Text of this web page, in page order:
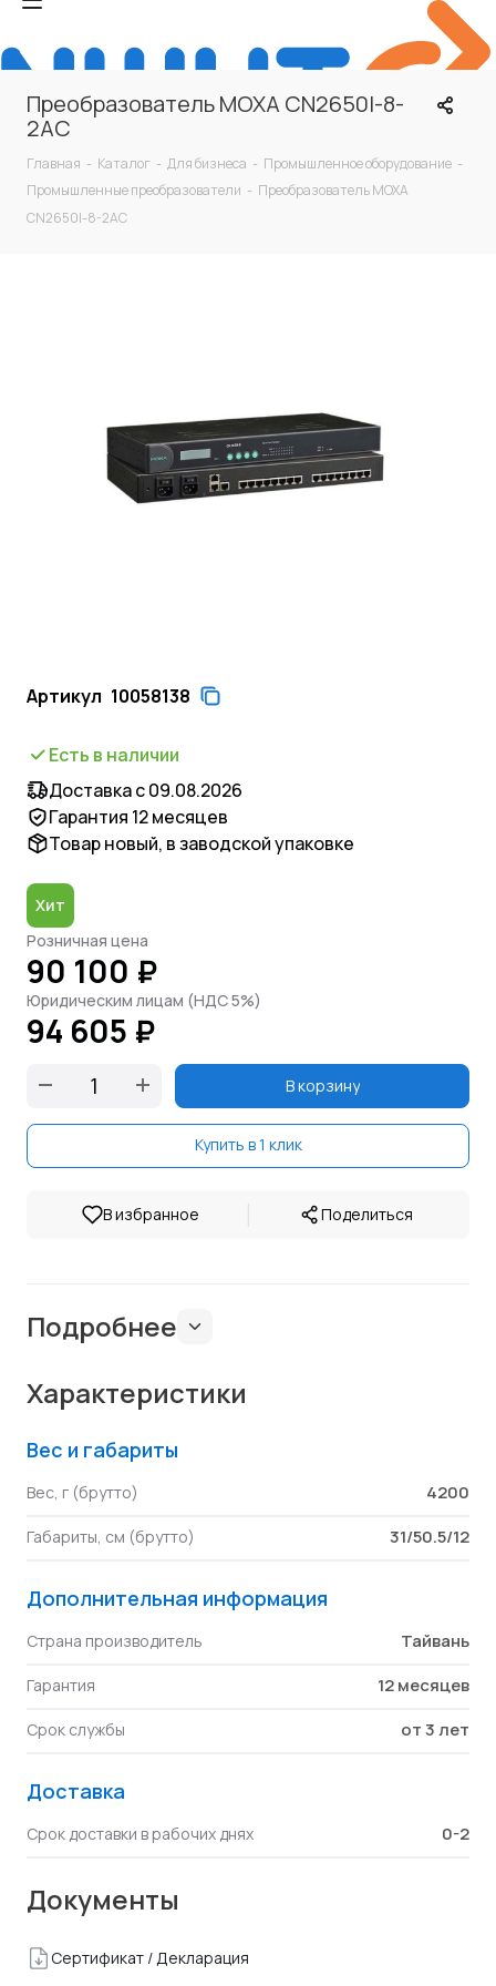
Преобразователь MOXA CN2650I-8-
2AC
Главная - Каталог - Для бизнеса - Промышленное оборудование -
Промышленные преобразователи - Преобразователь MOXA
CN2650I-8-2AC
Артикул 10058138
Есть в наличии
Доставка с 09.08.2026
Гарантия 12 месяцев
Товар новый, в заводской упаковке
Хит
Розничная цена
90 100 ₽
Юридическим лицам (НДС 5%)
94 605 ₽
В корзину
Купить в 1 клик
В избранное | Поделиться
Подробнее
Характеристики
Вес и габариты
Вес, г (брутто) 4200
Габариты, см (брутто) 31/50.5/12
Дополнительная информация
Страна производитель Тайвань
Гарантия 12 месяцев
Срок службы от 3 лет
Доставка
Срок доставки в рабочих днях 0-2
Документы
Сертификат / Декларация